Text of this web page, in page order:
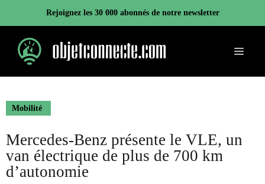
contenu
Rejoignez les 30 000 abonnés de notre newsletter
Menu
Mobilité
Mercedes-Benz présente le VLE, un
van électrique de plus de 700 km
d’autonomie